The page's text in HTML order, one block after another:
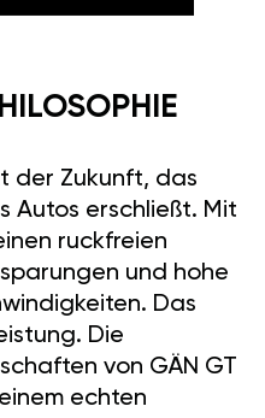
der Zukunft, das
Autos erschließt. Mit
ruckfreien
und hohe
Das
Die
von GÄN GT
echten